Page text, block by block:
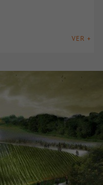
VER +